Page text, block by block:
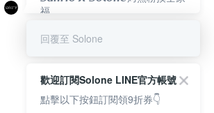
福
回覆至 Solone
歡迎訂閱Solone LINE官方帳號
點擊以下按鈕訂閱領9折券👇